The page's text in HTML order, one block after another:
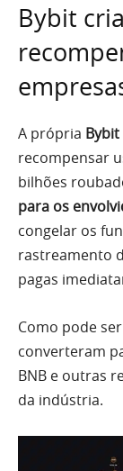
Bybit
A própria Bybit
recompensar
bilhões
para os
congelar os
rastreamento
pagas
Como pode
converteram
BNB e outras
da indústria.